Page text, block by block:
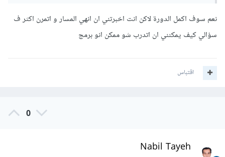
نعم سوف اكمل الدورة لاكن انت اخبرتني ان انهي المسار و اتمرن اكثر ف
سؤالي كيف يمكنني ان اتدرب شو ممكن انو برمج
اقتباس
0
Nabil Tayeh